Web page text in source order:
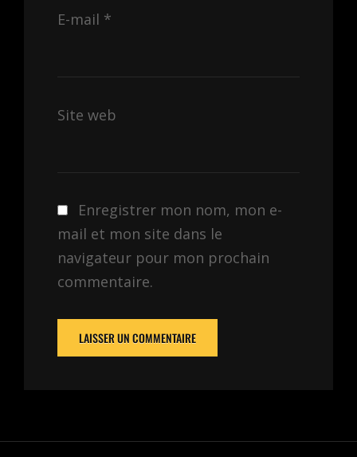
E-mail *
Site web
Enregistrer mon nom, mon e-
mail et mon site dans le
navigateur pour mon prochain
commentaire.